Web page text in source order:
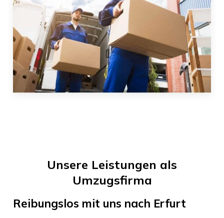
Unsere Leistungen als
Umzugsfirma
Reibungslos mit uns nach Erfurt